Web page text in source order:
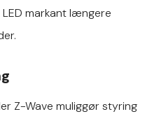
markant længere
Z-Wave muliggør styring